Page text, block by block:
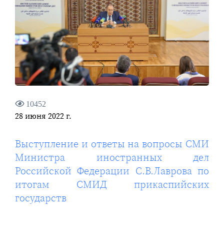
10452
28 июня 2022 г.
Выступление и ответы на вопросы СМИ
Министра иностранных дел
Российской Федерации С.В.Лаврова по
итогам СМИД прикаспийских
государств